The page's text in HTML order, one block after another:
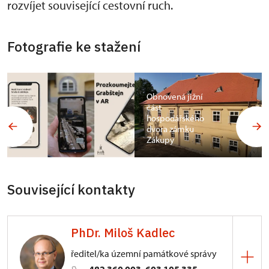
rozvíjet související cestovní ruch.
Fotografie ke stažení
Obnovená jižní
část
hospodářského
dvora zámku
Zákupy
Související kontakty
PhDr. Miloš Kadlec
ředitel/ka územní památkové správy